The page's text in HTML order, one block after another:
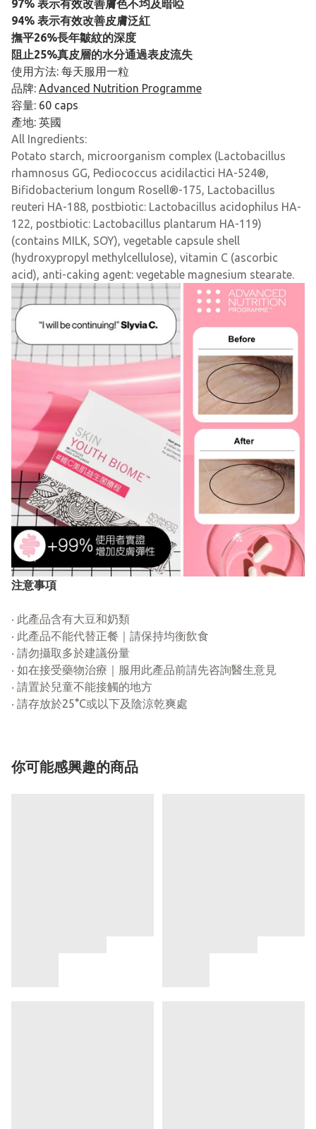
97% 表示有效改善膚色不均及暗啞
94% 表示有效改善皮膚泛紅
撫平26%長年皺紋的深度
阻止25%真皮層的水分通過表皮流失
使用方法: 每天服用一粒
品牌: Advanced Nutrition Programme
容量: 60 caps
產地: 英國
All Ingredients:
Potato starch, microorganism complex (Lactobacillus
rhamnosus GG, Pediococcus acidilactici HA-524®,
Bifidobacterium longum Rosell®-175, Lactobacillus
reuteri HA-188, postbiotic: Lactobacillus acidophilus HA-
122, postbiotic: Lactobacillus plantarum HA-119)
(contains MILK, SOY), vegetable capsule shell
(hydroxypropyl methylcellulose), vitamin C (ascorbic
acid), anti-caking agent: vegetable magnesium stearate.
注意事項​
‧ 此產品含有大豆和奶類​
‧ 此產品不能代替正餐｜請保持均衡飲食​
‧ 請勿攝取多於建議份量​
‧ 如在接受藥物治療｜服用此產品前請先咨詢醫生意見​
‧ 請置於兒童不能接觸的地方​
‧ 請存放於25°C或以下及陰涼乾爽處​
你可能感興趣的商品